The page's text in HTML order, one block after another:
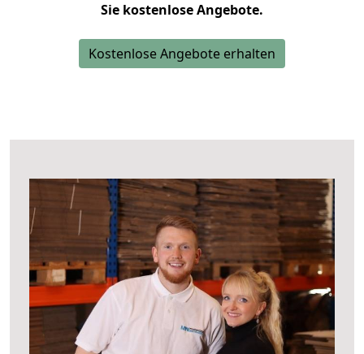
Sie kostenlose Angebote.
Kostenlose Angebote erhalten